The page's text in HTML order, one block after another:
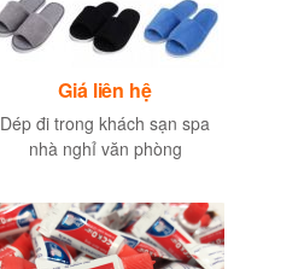
Giá liên hệ
Dép đi trong khách sạn spa
nhà nghỉ văn phòng